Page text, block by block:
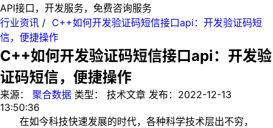
API接口，开发服务，免费咨询服务
行业资讯 / C++如何开发验证码短信接口api：开发验证码短
信，便捷操作
C++如何开发验证码短信接口api：开发验
证码短信，便捷操作
来源： 聚合数据 类型： 技术文章 发布： 2022-12-13
13:50:36
在如今科技快速发展的时代，各种科学技术层出不穷，